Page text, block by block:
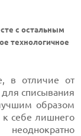
с остальным
технологичное
в отличие от
списывания
образом
к себе лишнего